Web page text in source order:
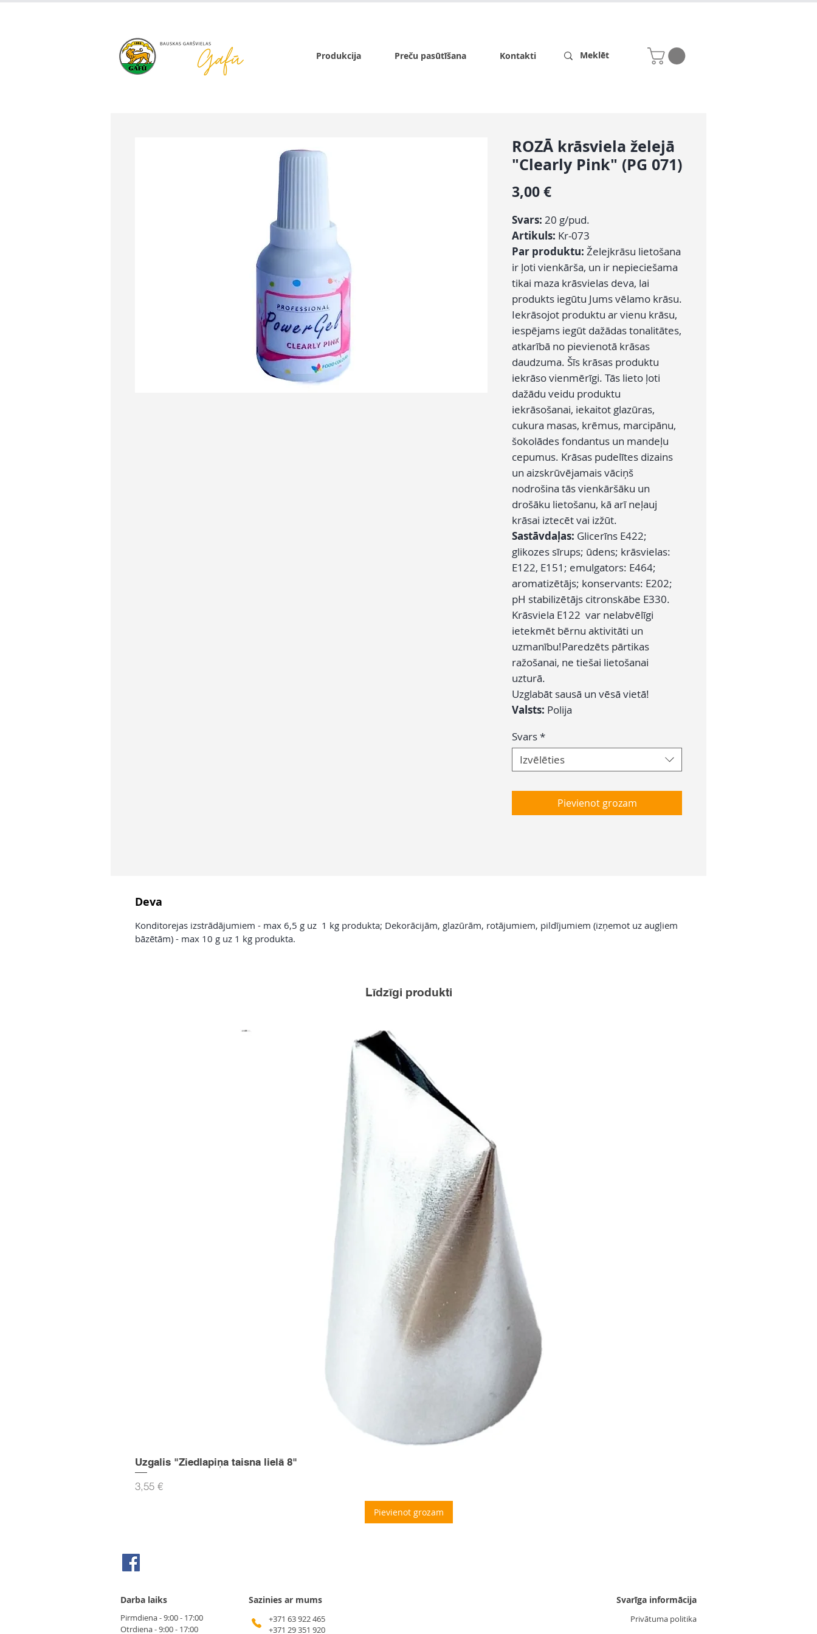
Produkcija Preču pasūtīšana Kontakti
ROZĀ krāsviela želejā
"Clearly Pink" (PG 071)
3,00 €Cena
Svars: 20 g/pud.
Artikuls: Kr-073
Par produktu: Želejkrāsu lietošana
ir ļoti vienkārša, un ir nepieciešama
tikai maza krāsvielas deva, lai
produkts iegūtu Jums vēlamo krāsu.
Iekrāsojot produktu ar vienu krāsu,
iespējams iegūt dažādas tonalitātes,
atkarībā no pievienotā krāsas
daudzuma. Šīs krāsas produktu
iekrāso vienmērīgi. Tās lieto ļoti
dažādu veidu produktu
iekrāsošanai, iekaitot glazūras,
cukura masas, krēmus, marcipānu,
šokolādes fondantus un mandeļu
cepumus. Krāsas pudelītes dizains
un aizskrūvējamais vāciņš
nodrošina tās vienkāršāku un
drošāku lietošanu, kā arī neļauj
krāsai iztecēt vai izžūt.
Sastāvdaļas: Glicerīns E422;
glikozes sīrups; ūdens; krāsvielas:
E122, E151; emulgators: E464;
aromatizētājs; konservants: E202;
pH stabilizētājs citronskābe E330.
Krāsviela E122 var nelabvēlīgi
ietekmēt bērnu aktivitāti un
uzmanību!Paredzēts pārtikas
ražošanai, ne tiešai lietošanai
uzturā.
Uzglabāt sausā un vēsā vietā!
Valsts: Polija
Svars*
Izvēlēties
Pievienot grozam
Deva
Konditorejas izstrādājumiem - max 6,5 g uz 1 kg produkta; Dekorācijām, glazūrām, rotājumiem, pildījumiem (izņemot uz augļiem
bāzētām) - max 10 g uz 1 kg produkta.
Līdzīgi produkti
Uzgalis "Ziedlapiņa taisna lielā 8"
Cena
3,55 €
Pievienot grozam
Darba laiks
Pirmdiena - 9:00 - 17:00
Otrdiena - 9:00 - 17:00
Sazinies ar mums
+371 63 922 465
+371 29 351 920
Svarīga informācija
Privātuma politika